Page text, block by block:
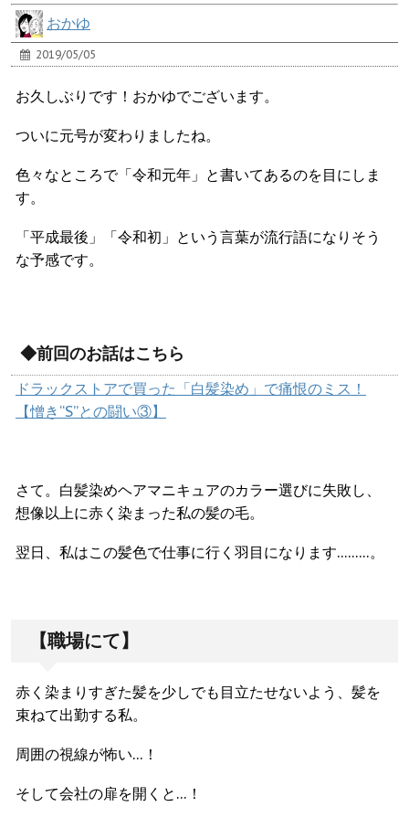
おかゆ
2019/05/05
お久しぶりです！おかゆでございます。
ついに元号が変わりましたね。
色々なところで「令和元年」と書いてあるのを目にしま
す。
「平成最後」「令和初」という言葉が流行語になりそう
な予感です。
◆前回のお話はこちら
ドラックストアで買った「白髪染め」で痛恨のミス！
【憎き“S”との闘い③】
さて。白髪染めヘアマニキュアのカラー選びに失敗し、
想像以上に赤く染まった私の髪の毛。
翌日、私はこの髪色で仕事に行く羽目になります………。
【職場にて】
赤く染まりすぎた髪を少しでも目立たせないよう、髪を
束ねて出勤する私。
周囲の視線が怖い…！
そして会社の扉を開くと…！